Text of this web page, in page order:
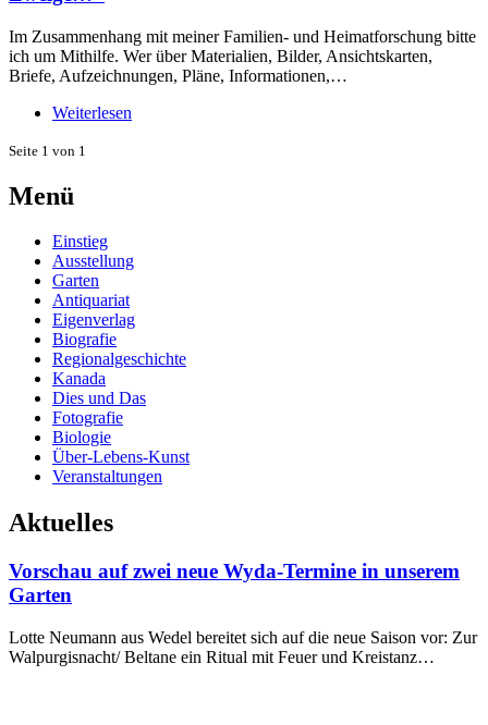
Im Zusammenhang mit meiner Familien- und Heimatforschung bitte
ich um Mithilfe. Wer über Materialien, Bilder, Ansichtskarten,
Briefe, Aufzeichnungen, Pläne, Informationen,…
Weiterlesen
Seite 1 von 1
Menü
Einstieg
Ausstellung
Garten
Antiquariat
Eigenverlag
Biografie
Regionalgeschichte
Kanada
Dies und Das
Fotografie
Biologie
Über-Lebens-Kunst
Veranstaltungen
Aktuelles
Vorschau auf zwei neue Wyda-Termine in unserem
Garten
Lotte Neumann aus Wedel bereitet sich auf die neue Saison vor: Zur
Walpurgisnacht/ Beltane ein Ritual mit Feuer und Kreistanz…